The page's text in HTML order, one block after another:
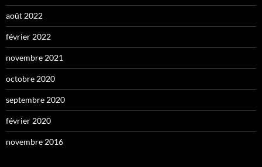
août 2022
février 2022
novembre 2021
octobre 2020
septembre 2020
février 2020
novembre 2016